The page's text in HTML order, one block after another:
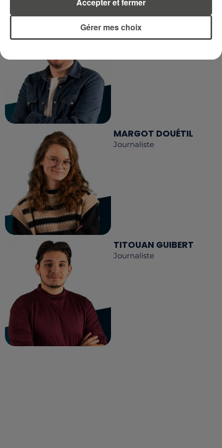
DIMITRI COUTAND
Journaliste
MARGOT DOUÉTIL
Journaliste
TITOUAN GUIBERT
Journaliste
Gérer mes choix